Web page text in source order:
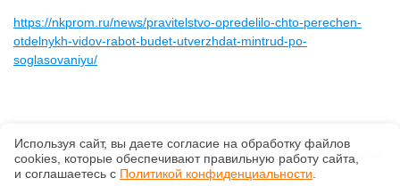
https://nkprom.ru/news/pravitelstvo-opredelilo-chto-perechen-
otdelnykh-vidov-rabot-budet-utverzhdat-mintrud-po-
soglasovaniyu/
©ООО «Златпроф», 2026, v2.12.20 revision: 67b0ca1b
ОКВЭД: 63.11.1, Коды видов деятельности в области информационных технологий:
1.01, 3.01
Ценовая политика
Используя сайт, вы даете согласие на обработку файлов
сооkiеs, которые обеспечивают правильную работу сайта,
и соглашаетесь с Политикой конфиденциальности.